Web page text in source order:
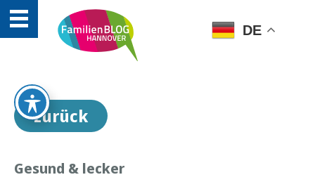
DE
zurück
Gesund & lecker